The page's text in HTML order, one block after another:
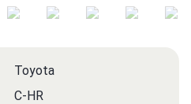
Toyota
C-HR